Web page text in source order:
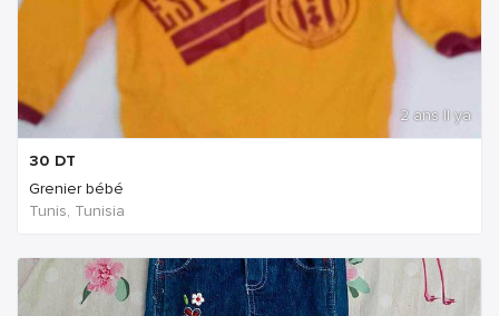
2 ans Il ya
30 DT
Grenier bébé
Tunis, Tunisia